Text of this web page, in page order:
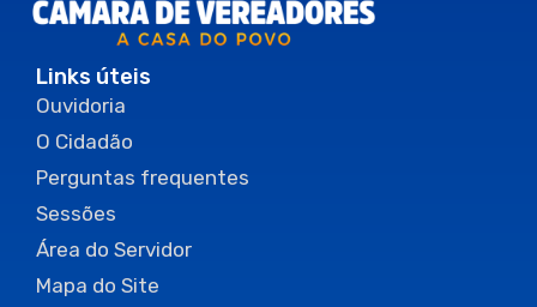
Links úteis
Ouvidoria
O Cidadão
Perguntas frequentes
Sessões
Área do Servidor
Mapa do Site